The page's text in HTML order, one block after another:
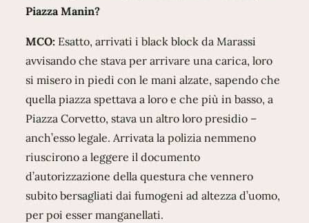
Piazza Manin?
MCO: Esatto, arrivati i black block da Marassi
avvisando che stava per arrivare una carica, loro
si misero in piedi con le mani alzate, sapendo che
quella piazza spettava a loro e che più in basso, a
Piazza Corvetto, stava un altro loro presidio –
anch’esso legale. Arrivata la polizia nemmeno
riuscirono a leggere il documento
d’autorizzazione della questura che vennero
subito bersagliati dai fumogeni ad altezza d’uomo,
per poi esser manganellati.